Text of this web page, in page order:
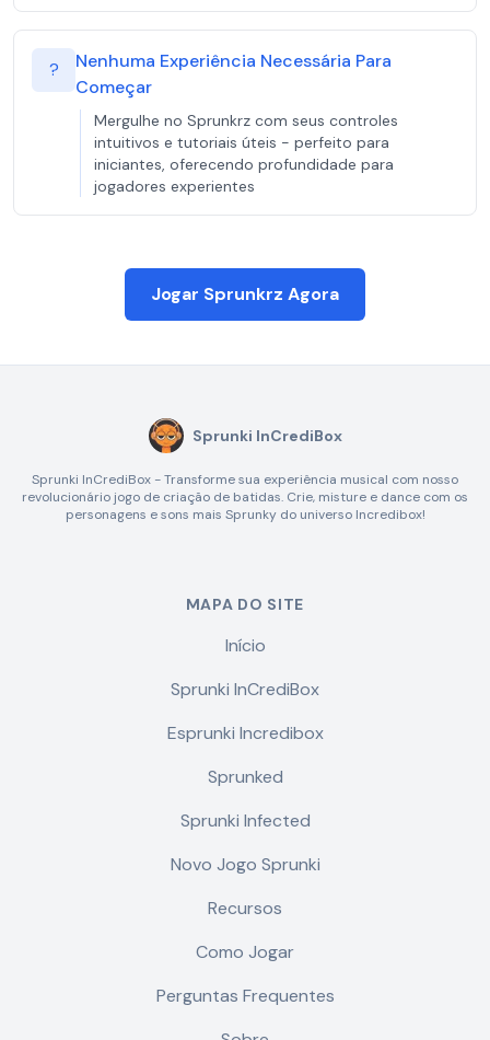
?
Nenhuma Experiência Necessária Para
Começar
Mergulhe no Sprunkrz com seus controles
intuitivos e tutoriais úteis - perfeito para
iniciantes, oferecendo profundidade para
jogadores experientes
Jogar Sprunkrz Agora
Sprunki InCrediBox
Sprunki InCrediBox - Transforme sua experiência musical com nosso
revolucionário jogo de criação de batidas. Crie, misture e dance com os
personagens e sons mais Sprunky do universo Incredibox!
MAPA DO SITE
Início
Sprunki InCrediBox
Esprunki Incredibox
Sprunked
Sprunki Infected
Novo Jogo Sprunki
Recursos
Como Jogar
Perguntas Frequentes